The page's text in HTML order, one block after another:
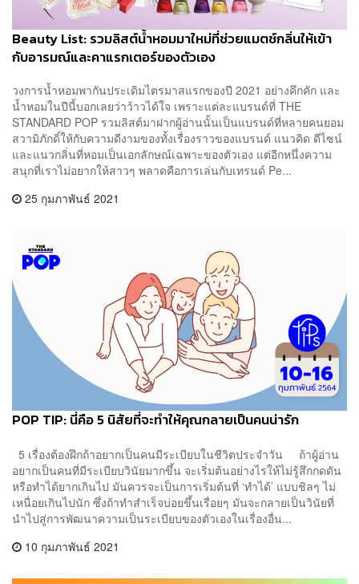
Beauty List: รวมลิสต์น้ำหอมมาใหม่ที่ช่วยแมตช์กลิ่นให้เข้า
กับอารมณ์และคาแรกเตอร์ของตัวเอง
วงการน้ำหอมพากันประเดิมไตรมาสแรกของปี 2021 อย่างคึกคัก และ
น้ำหอมในปีนี้บอกเลยว่าว้าวได้ใจ เพราะแต่ละแบรนด์ที่ THE
STANDARD POP รวมลิสต์มาฝากผู้อ่านนั้นเป็นแบรนด์ที่หลายคนยอม
สวามิภักดิ์ให้กับความดีงามของทั้งเรื่องราวของแบรนด์ แนวคิด ดีไซน์
และแนวกลิ่นที่หอมเป็นเอกลักษณ์เฉพาะของตัวเอง แต่อีกหนึ่งความ
สนุกที่เราไม่อยากให้สาวๆ พลาดคือการเล่นกับเทรนด์ Pe...
25 กุมภาพันธ์ 2021
POP TIP: นี่คือ 5 นิสัยที่จะทำให้คุณกลายเป็นคนน่ารัก
5 เรื่องต้องฝึกถ้าอยากเป็นคนมีระเบียบในชีวิตประจำวัน ถ้าผู้อ่าน
อยากเป็นคนที่มีระเบียบวินัยมากขึ้น จะเริ่มต้นอย่างไรให้ไม่รู้สึกกดดัน
หรือทำได้ยากเกินไป มันควรจะเป็นการเริ่มต้นที่ ‘ทำได้’ แบบชิลๆ ไม่
เหนื่อยเกินไปนัก ซึ่งถ้าทำสำเร็จบ่อยขึ้นเรื่อยๆ มันจะกลายเป็นวินัยที่
นำไปสู่การพัฒนาความเป็นระเบียบของตัวเองในเรื่องอื่น...
10 กุมภาพันธ์ 2021